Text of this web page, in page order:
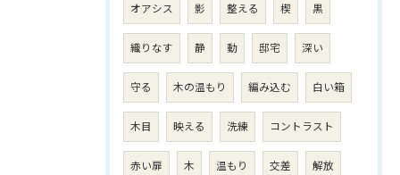
オアシス 影 整える 楔 黒
織りなす 静 動 邸宅 深い
守る 木の温もり 編み込む 白い箱
木目 映える 洗練 コントラスト
赤い扉 木 温もり 交差 解放